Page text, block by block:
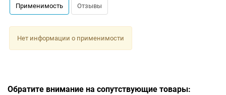
Применимость Отзывы
Нет информации о применимости
Обратите внимание на сопутствующие товары: